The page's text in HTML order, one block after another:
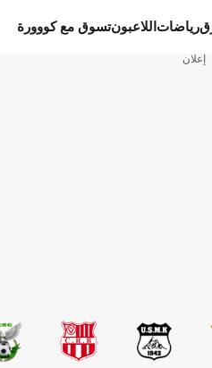
رياضات اللاعبونتسوق مع كووورة
إعلان